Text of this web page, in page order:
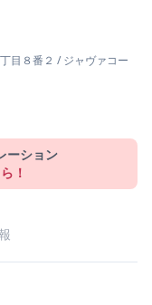
目８番２ /ジャヴァコー
ーション
！